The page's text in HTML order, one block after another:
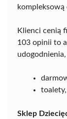
kompleksową
Klienci cenią
103 opinii to
Sklep